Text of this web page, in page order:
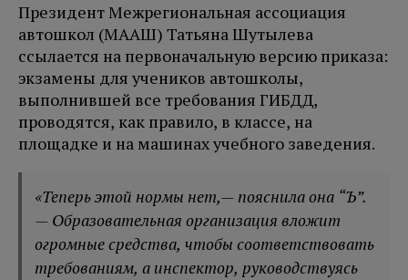
Президент Межрегиональная ассоциация
автошкол (МААШ) Татьяна Шутылева
ссылается на первоначальную версию приказа:
экзамены для учеников автошколы,
выполнившей все требования ГИБДД,
проводятся, как правило, в классе, на
площадке и на машинах учебного заведения.
«Теперь этой нормы нет,— пояснила она “Ъ”.
— Образовательная организация вложит
огромные средства, чтобы соответствовать
требованиям, а инспектор, руководствуясь